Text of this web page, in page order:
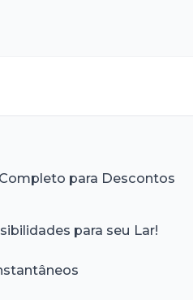
para Descontos
para seu Lar!